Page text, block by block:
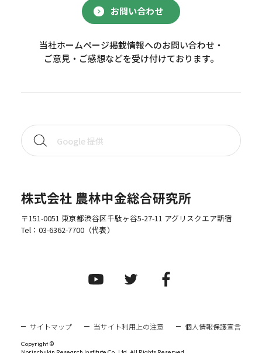
お問い合わせ
当社ホームページ掲載情報へのお問い合わせ・
ご意見・ご感想などを受け付けております。
株式会社 農林中金総合研究所
〒151-0051 東京都渋谷区千駄ヶ谷5-27-11 アグリスクエア新宿
Tel： 03-6362-7700（代表）
サイトマップ 当サイト利用上の注意 個人情報保護宣言
Copyright ©